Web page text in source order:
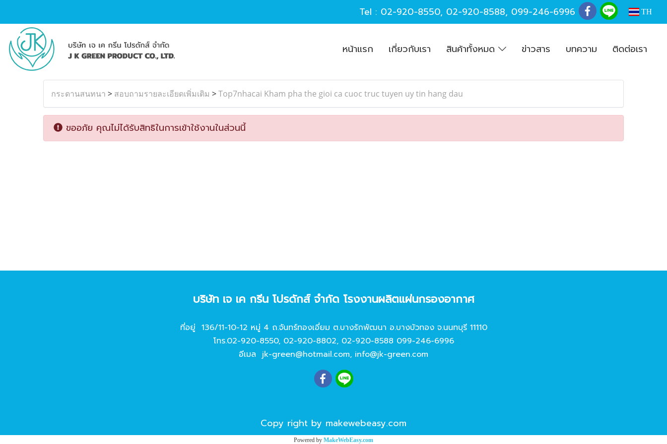
Tel : 02-920-8550, 02-920-8588, 099-246-6996 TH
หน้าแรก เกี่ยวกับเรา สินค้าทั้งหมด ข่าวสาร บทความ ติดต่อเรา
กระดานสนทนา > สอบถามรายละเอียดเพิ่มเติม >Top7nhacai Kham pha the gioi ca cuoc truc tuyen uy tin hang dau
ขออภัย คุณไม่ได้รับสิทธิในการเข้าใช้งานในส่วนนี้
บริษัท เจ เค กรีน โปรดักส์ จํากัด โรงงานผลิตแผ่นกรองอากาศ
ที่อยู่ 136/11-10-12 หมู่ 4 ถ.จันทร์ทองเอี่ยม ต.บางรักพัฒนา อ.บางบัวทอง จ.นนทบุรี 11110
โทร.02-920-8550, 02-920-8802, 02-920-8588 099-246-6996
อีเมล jk-green@hotmail.com, info@jk-green.com
Copy right by makewebeasy.com
Powered by MakeWebEasy.com